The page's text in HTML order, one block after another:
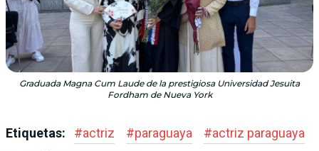
Graduada Magna Cum Laude de la prestigiosa Universidad Jesuita
Fordham de Nueva York
Etiquetas: #actriz #paraguaya #actriz paraguaya